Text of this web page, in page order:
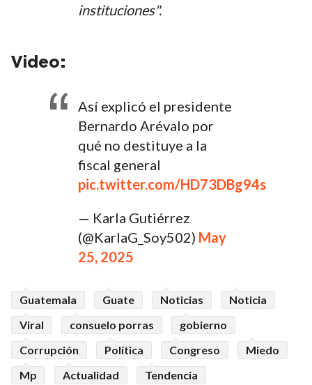
instituciones".
Video:
Así explicó el presidente
Bernardo Arévalo por
qué no destituye a la
fiscal general
pic.twitter.com/HD73DBg94s
— Karla Gutiérrez
(@KarlaG_Soy502) May
25, 2025
Guatemala Guate Noticias
Noticia
Viral
consuelo porras
gobierno
Corrupción
Política Congreso
Miedo
Mp
Actualidad
Tendencia